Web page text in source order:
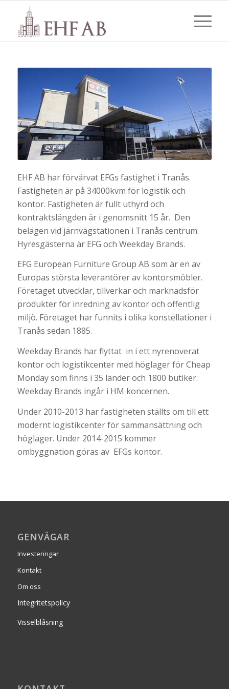
EHF AB har förvärvat EFGs fastighet i Tranås.
Fastigheten är på 34000kvm för logistik och
kontor. Fastigheten är fullt uthyrd och
kontraktslängden är i genomsnitt 15 år. Den
belägen vid järnvägstationen i Tranås centrum.
Hyresgästerna är EFG och Weekday Brands.
EFG European Furniture Group AB som är en av
Europas största leverantörer av kontorsmöbler.
Företaget utvecklar, tillverkar och marknadsför
produkter för inredning av kontor och offentlig
miljö. Företaget har funnits i olika konstellationer i
Tranås sedan 1885.
Weekday Brands har flyttat in i ett nyrenoverat
kontor och logistikcenter med höglager för Cheap
Monday som finns i 35 länder och 1800 butiker.
Weekday Brands ingår i HM koncernen.
Under 2010-2013 har fastigheten ställts om till ett
modernt logistikcenter för sammansättning och
höglager. Under 2014-2015 kommer
ombyggnation göras av EFGs kontor.
GENVÄGAR
Investeringar
Kontakt
Om oss
Integritetspolicy
Visselblåsning